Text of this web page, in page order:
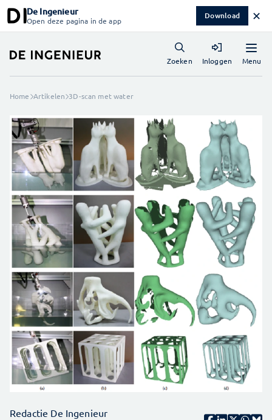
De Ingenieur
Open deze pagina in de app Download ✕
Menu
Zoeken Inloggen
Home Artikelen 3D-scan met water
Redactie De Ingenieur